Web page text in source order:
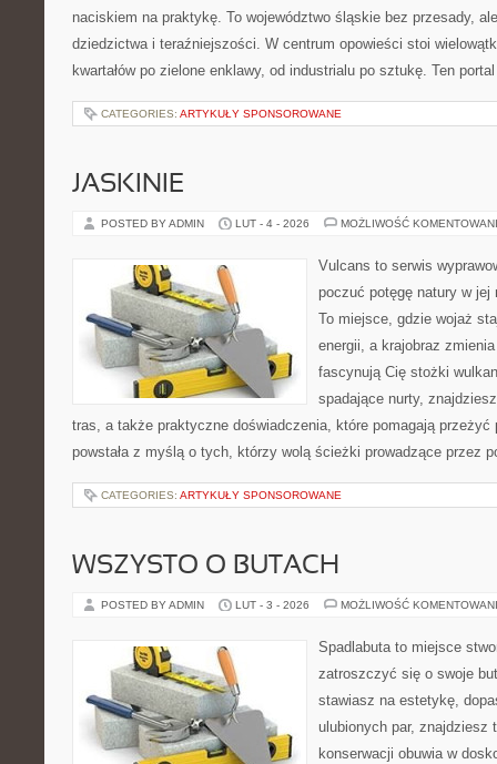
naciskiem na praktykę. To województwo śląskie bez przesady,
dziedzictwa i teraźniejszości. W centrum opowieści stoi
kwartałów po zielone enklawy, od industrialu po sztukę. Ten
CATEGORIES: ARTYKUŁY SPONSOROWANE
JASKINIE
POSTED BY ADMIN LUT - 4 - 2026 MOŻLIWOŚĆ
Vulcans to serwis
poczuć potęgę natury w jej
To miejsce, gdzie wojaż
energii, a krajobraz
fascynują Cię stożki
spadające nurty,
tras, a także praktyczne doświadczenia, które pomagają przeżyć
powstała z myślą o tych, którzy wolą ścieżki prowadzące przez
CATEGORIES: ARTYKUŁY SPONSOROWANE
WSZYSTO O BUTACH
POSTED BY ADMIN LUT - 3 - 2026 MOŻLIWOŚĆ
Spadlabuta to miejsce
zatroszczyć się o swoje
stawiasz na estetykę,
ulubionych par, znajdziesz
konserwacji obuwia w